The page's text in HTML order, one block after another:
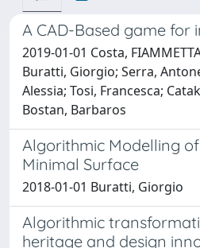
A CAD-Based game for
2019-01-01 Costa,
Buratti, Giorgio; Serra,
Alessia; Tosi, Francesca;
Bostan, Barbaros
Algorithmic Modelling
Minimal Surface
2018-01-01 Buratti, Giorgio
Algorithmic
heritage and design